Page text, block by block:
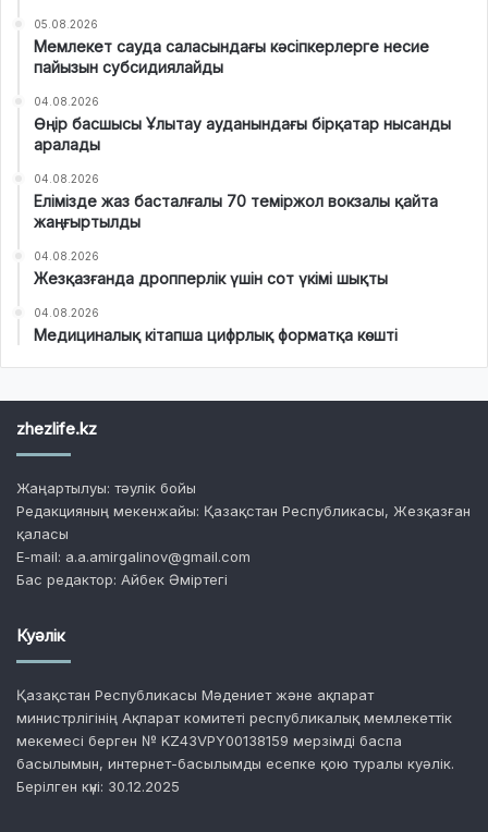
05.08.2026
Мемлекет сауда саласындағы кәсіпкерлерге несие
пайызын субсидиялайды
04.08.2026
Өңір басшысы Ұлытау ауданындағы бірқатар нысанды
аралады
04.08.2026
Елімізде жаз басталғалы 70 теміржол вокзалы қайта
жаңғыртылды
04.08.2026
Жезқазғанда дропперлік үшін сот үкімі шықты
04.08.2026
Медициналық кітапша цифрлық форматқа көшті
zhezlife.kz
Жаңартылуы: тәулік бойы
Редакцияның мекенжайы: Қазақстан Республикасы, Жезқазған
қаласы
E-mail: a.a.amirgalinov@gmail.com
Бас редактор: Айбек Әміртегі
Куәлік
Қазақстан Республикасы Мәдениет және ақпарат
министрлігінің Ақпарат комитеті республикалық мемлекеттік
мекемесі берген № KZ43VPY00138159 мерзімді баспа
басылымын, интернет-басылымды есепке қою туралы куәлік.
Берілген күні: 30.12.2025